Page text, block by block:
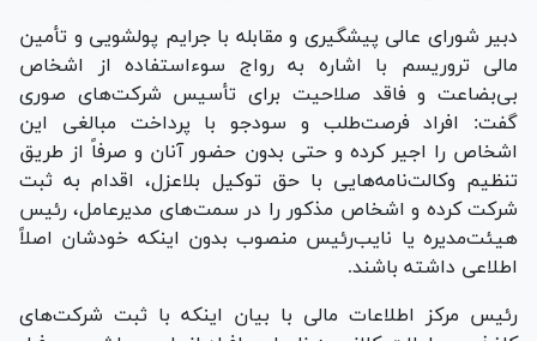
دبیر شورای عالی پیشگیری و مقابله با جرایم پولشویی و تأمین
مالی تروریسم با اشاره به رواج سوءاستفاده از اشخاص
بی‌بضاعت و فاقد صلاحیت برای تأسیس شرکت‌های صوری
گفت: افراد فرصت‌طلب و سودجو با پرداخت مبالغی این
اشخاص را اجیر کرده و حتی بدون حضور آنان و صرفاً از طریق
تنظیم وکالت‌نامه‌هایی با حق توکیل بلاعزل، اقدام به ثبت
شرکت کرده و اشخاص مذکور را در سمت‌های مدیرعامل، رئیس
هیئت‌مدیره یا نایب‌رئیس منصوب بدون اینکه خودشان اصلاً
اطلاعی داشته باشند.
رئیس مرکز اطلاعات مالی با بیان اینکه با ثبت شرکت‌های